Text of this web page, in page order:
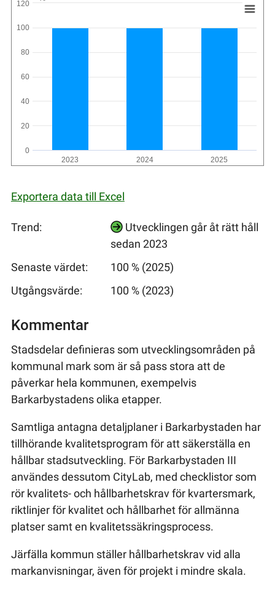
2023 2024 2025
0
20
40
60
80
100
120
Exportera data till Excel
Trend:
Utvecklingen går åt rätt håll
sedan 2023
Senaste värdet:
100 % (2025)
Utgångsvärde:
100 % (2023)
Kommentar
Stadsdelar definieras som utvecklingsområden på
kommunal mark som är så pass stora att de
påverkar hela kommunen, exempelvis
Barkarbystadens olika etapper.
Samtliga antagna detaljplaner i Barkarbystaden har
tillhörande kvalitetsprogram för att säkerställa en
hållbar stadsutveckling. För Barkarbystaden III
användes dessutom CityLab, med checklistor som
rör kvalitets- och hållbarhetskrav för kvartersmark,
riktlinjer för kvalitet och hållbarhet för allmänna
platser samt en kvalitetssäkringsprocess.
Järfälla kommun ställer hållbarhetskrav vid alla
markanvisningar, även för projekt i mindre skala.